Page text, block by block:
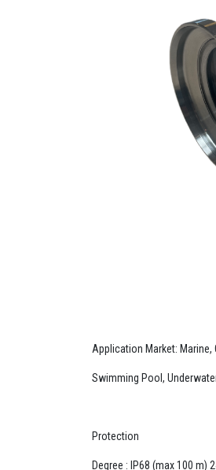
Application Market:
Swimming Pool,
Protection
Degree : IP68 (max 100 m)